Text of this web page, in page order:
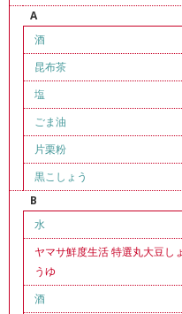
A
酒
昆布茶
塩
ごま油
片栗粉
黒こしょう
B
水
ヤマサ鮮度生活 特選丸大豆しょ
うゆ
酒